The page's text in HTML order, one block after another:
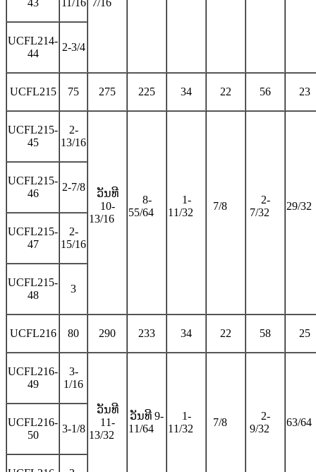
UCFL214-
44
2-3/4
UCFL215 75 275 225 34 22 56 23
UCFL215-
45
2-
13/16
ວັນທີ
10-
13/16
8-
55/64
1-
11/32
7/8
2-
7/32
29/32
UCFL215-
46
2-7/8
UCFL215-
47
2-
15/16
UCFL215-
48
3
UCFL216 80 290 233 34 22 58 25
UCFL216-
49
3-
1/16
ວັນທີ
11-
13/32
ວັນທີ 9-
11/64
1-
11/32
7/8
2-
9/32
63/64
UCFL216-
50
3-1/8